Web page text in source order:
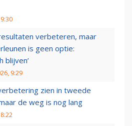
verbeteren, maar
is geen optie:
blijven’
9:29
zien in tweede
de weg is nog lang